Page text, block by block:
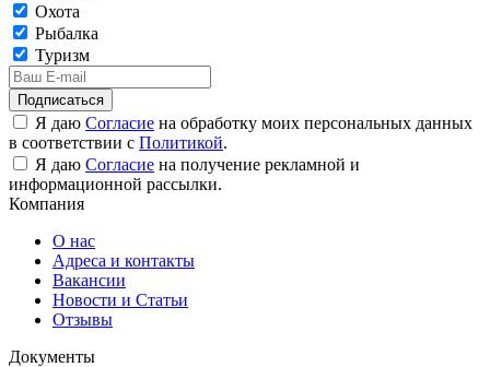
Охота
Рыбалка
Туризм
Подписаться
Я даю Согласие на обработку моих персональных данных
в соответствии с Политикой.
Я даю Согласие на получение рекламной и
информационной рассылки.
Компания
О нас
Адреса и контакты
Вакансии
Новости и Статьи
Отзывы
Документы